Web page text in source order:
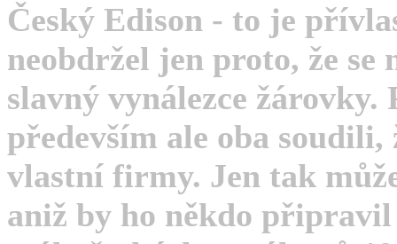
Český Edison - to je
neobdržel jen proto, že
slavný vynálezce žárovky.
především ale oba soudili,
vlastní firmy. Jen tak
aniž by ho někdo